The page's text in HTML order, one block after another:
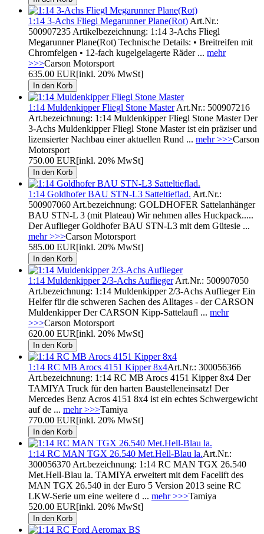
1:14 3-Achs Fliegl Megarunner Plane(Rot) Art.Nr.:
500907235 Artikelbezeichnung: 1:14 3-Achs Fliegl
Megarunner Plane(Rot) Technische Details: • Breitreifen mit
Chromfelgen • 12-fach kugelgelagerte Räder ... mehr
>>>Carson Motorsport
635.00 EUR[inkl. 20% MwSt]
1:14 Muldenkipper Fliegl Stone MasterArt.Nr.: 500907216
Art.bezeichnung: 1:14 Muldenkipper Fliegl Stone Master Der
3-Achs Muldenkipper Fliegl Stone Master ist ein präziser und
lizensierter Nachbau einer aktuellen Rund ... mehr >>>Carson
Motorsport
750.00 EUR[inkl. 20% MwSt]
1:14 Goldhofer BAU STN-L3 Satteltieflad. Art.Nr.:
500907060 Art.bezeichnung: GOLDHOFER Sattelanhänger
BAU STN-L 3 (mit Plateau) Wir nehmen alles Huckpack.....
Der Auflieger Goldhofer BAU STN-L3 mit dem Gütesie ...
mehr >>>Carson Motorsport
585.00 EUR[inkl. 20% MwSt]
1:14 Muldenkipper 2/3-Achs AufliegerArt.Nr.: 500907050
Art.bezeichnung: 1:14 Muldenkipper 2/3-Achs Auflieger Ein
Helfer für die schweren Sachen des Alltages - der CARSON
Muldenkipper Der CARSON Kipp-Sattelaufl ... mehr
>>>Carson Motorsport
620.00 EUR[inkl. 20% MwSt]
1:14 RC MB Arocs 4151 Kipper 8x4Art.Nr.: 300056366
Art.bezeichnung: 1:14 RC MB Arocs 4151 Kipper 8x4 Der
TAMIYA Truck für den harten Baustelleneinsatz! Der
Mercedes Benz Acros 4151 8x4 ist ein echtes Schwergewicht
auf de ... mehr >>>Tamiya
770.00 EUR[inkl. 20% MwSt]
1:14 RC MAN TGX 26.540 Met.Hell-Blau la.Art.Nr.:
300056370 Art.bezeichnung: 1:14 RC MAN TGX 26.540
Met.Hell-Blau la. TAMIYA erweitert mit dem Facelift des
MAN TGX 26.540 in der Euro 5 Version 2013 seine RC
LKW-Serie um eine weitere d ... mehr >>>Tamiya
520.00 EUR[inkl. 20% MwSt]